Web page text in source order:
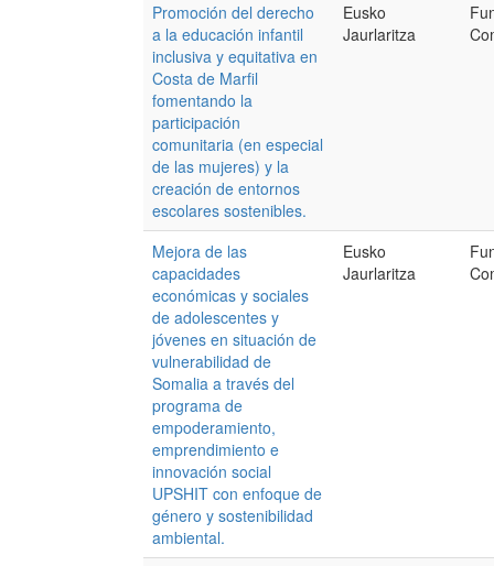
Promoción del derecho
a la educación infantil
inclusiva y equitativa en
Costa de Marfil
fomentando la
participación
comunitaria (en especial
de las mujeres) y la
creación de entornos
escolares sostenibles.
Eusko
Jaurlaritza
Mejora de las
capacidades
económicas y sociales
de adolescentes y
jóvenes en situación de
vulnerabilidad de
Somalia a través del
programa de
empoderamiento,
emprendimiento e
innovación social
UPSHIT con enfoque de
género y sostenibilidad
ambiental.
Eusko
Jaurlaritza